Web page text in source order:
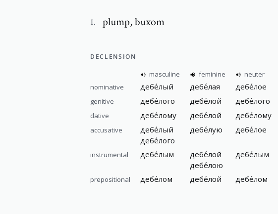
1. plump,buxom
DECLENSION
masculine feminine neuter
nominative
дебе́лый дебе́лая дебе́лое
genitive дебе́лого дебе́лой дебе́лого
dative дебе́лому дебе́лой дебе́лому
accusative
дебе́лый
дебе́лого
дебе́лую дебе́лое
instrumental дебе́лым
дебе́лой
дебе́лою
дебе́лым
prepositional дебе́лом дебе́лой дебе́лом